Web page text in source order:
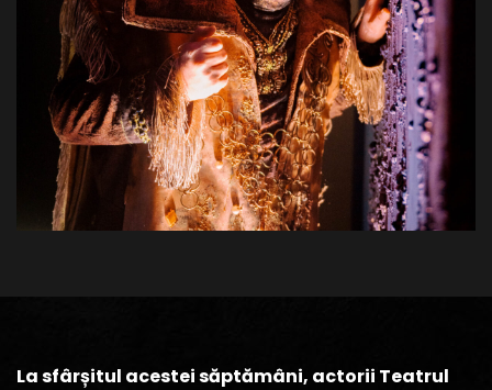
La sfârșitul acestei săptămâni, actorii Teatrul